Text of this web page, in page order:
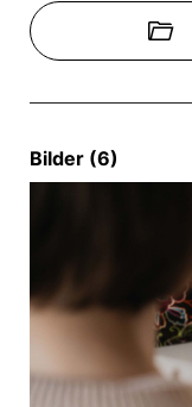
folder_open
Bilder (6)